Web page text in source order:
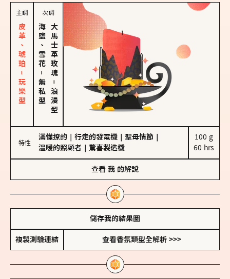
主調
皮革、琥珀－玩樂型
次調
海鹽、雪花
－
無私型
大馬士革玫瑰
－
浪漫型
特性
滿懂撩的 行走的發電機 聖母情節
溫暖的照顧者
驚喜製造機
100 g
60 hrs
查看 我 的解說
儲存我的結果圖
複製測驗連結 查看香氛類型全解析 >>>